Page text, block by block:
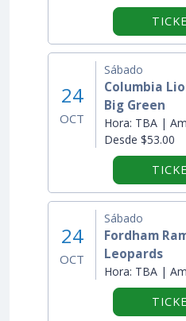
24
OCT
Sábado
Columbia
Big Green
Hora: TBA |
Desde $53.00
24
OCT
Sábado
Fordham
Leopards
Hora: TBA |